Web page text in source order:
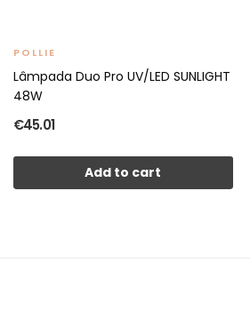
POLLIE
Lâmpada Duo Pro UV/LED SUNLIGHT
48W
€45.01
Add to cart